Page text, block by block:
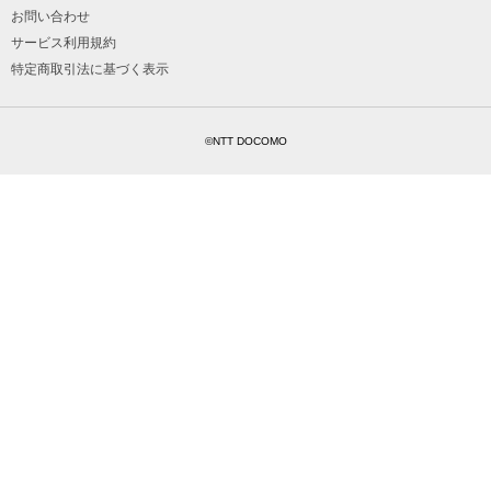
お問い合わせ
サービス利用規約
特定商取引法に基づく表示
©NTT DOCOMO